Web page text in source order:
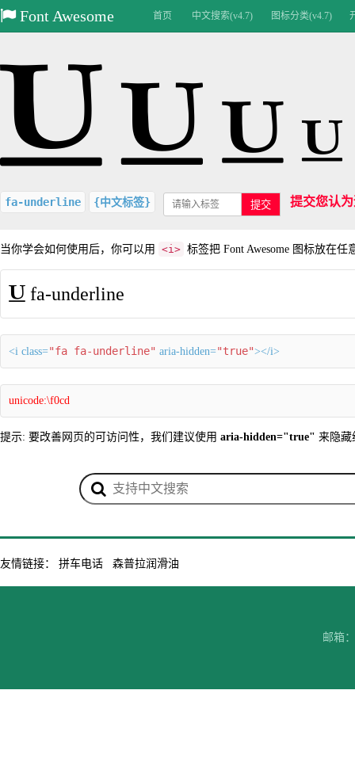
Font Awesome 首页 中文搜索(v4.7) 图标分类(v4.7)
fa-underline {中文标签} 提交 提交您认
当你学会如何使用后，你可以用 <i> 标签把 Font Awesome 图标放在任
fa-underline
<i class="fa fa-underline" aria-hidden="true"></i>
unicode:\f0cd
提示: 要改善网页的可访问性，我们建议使用 aria-hidden="true" 来隐藏
友情链接： 拼车电话 森普拉润滑油
邮箱